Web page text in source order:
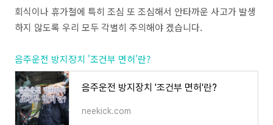
회식이나 휴가철에 특히 조심 또 조심해서 안타까운 사고가 발생
하지 않도록 우리 모두 각별히 주의해야 겠습니다.
음주운전 방지장치 '조건부 면허'란?
음주운전 방지장치 '조건부 면허'란?
neekick.com